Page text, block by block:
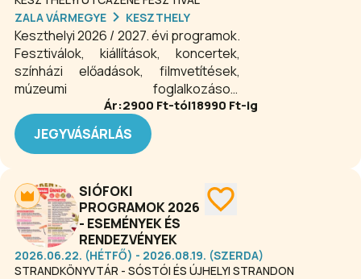
ZALA VÁRMEGYE
KESZTHELY
Keszthelyi 2026 / 2027. évi programok.
Fesztiválok, kiállítások, koncertek,
színházi előadások, filmvetítések,
múzeumi foglalkozások,
gasztronómiai programok,
sportesemények és még számos
szabadidős garantált- és fakultatív
programlehetőség várja Keszthelyen
is.
Ár:2900 Ft-tól18990 Ft-ig
JEGYVÁSÁRLÁS
SIÓFOKI
PROGRAMOK 2026
- ESEMÉNYEK ÉS
RENDEZVÉNYEK
2026.06.22. (HÉTFŐ) - 2026.08.19. (SZERDA)
STRANDKÖNYVTÁR - SÓSTÓI ÉS ÚJHELYI STRANDON